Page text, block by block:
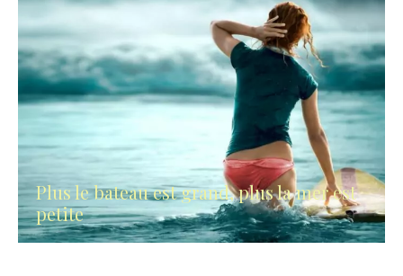
Plus le bateau est grand, plus la mer est
petite